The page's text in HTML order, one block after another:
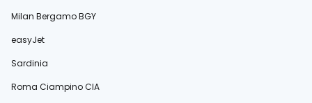
Milan Bergamo BGY
easyJet
Sardinia
Roma Ciampino CIA